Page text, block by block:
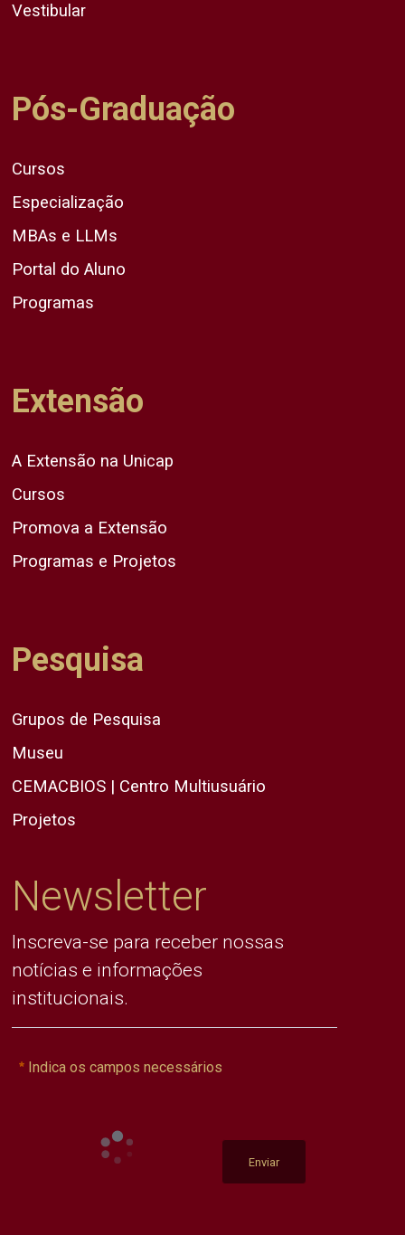
Vestibular
Pós-Graduação
Cursos
Especialização
MBAs e LLMs
Portal do Aluno
Programas
Extensão
A Extensão na Unicap
Cursos
Promova a Extensão
Programas e Projetos
Pesquisa
Grupos de Pesquisa
Museu
CEMACBIOS | Centro Multiusuário
Projetos
Newsletter
Inscreva-se para receber nossas
notícias e informações
institucionais.
Indica os campos necessários
Enviar